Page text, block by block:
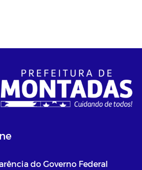
do Governo Federal